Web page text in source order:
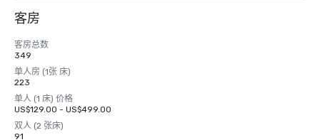
客房
客房总数
349
单人房 (1张 床)
223
单人 (1 床) 价格
US$129.00 - US$499.00
双人 (2 张床)
91